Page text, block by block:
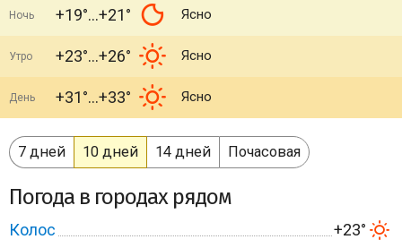
Ночь +19° +21° Ясно
Утро +23° +26° Ясно
День +31° +33° Ясно
7 дней 10 дней 14 дней Почасовая
Погода в городах рядом
Колос
+23°